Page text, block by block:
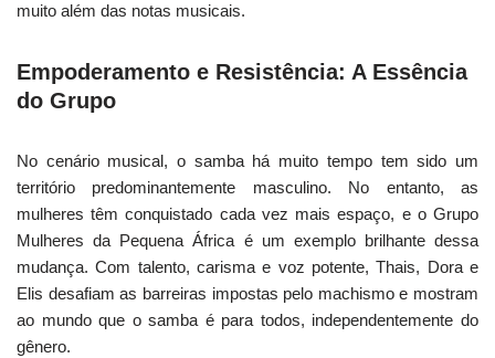
muito além das notas musicais.
Empoderamento e Resistência: A Essência
do Grupo
No cenário musical, o samba há muito tempo tem sido um
território predominantemente masculino. No entanto, as
mulheres têm conquistado cada vez mais espaço, e o Grupo
Mulheres da Pequena África é um exemplo brilhante dessa
mudança. Com talento, carisma e voz potente, Thais, Dora e
Elis desafiam as barreiras impostas pelo machismo e mostram
ao mundo que o samba é para todos, independentemente do
gênero.